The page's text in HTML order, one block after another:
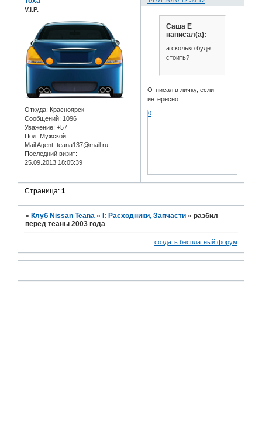
V.I.P.
Откуда: Красноярск
Сообщений: 1096
Уважение: +57
Пол: Мужской
Mail Agent: teana137@mail.ru
Последний визит:
25.09.2013 18:05:39
Саша Е
написал(а):
а сколько будет
стоить?
Отписал в личку, если
интересно.
0
Страница:1
»Клуб Nissan Teana »I: Расходники, Запчасти »разбил
перед теаны 2003 года
создать бесплатный форум